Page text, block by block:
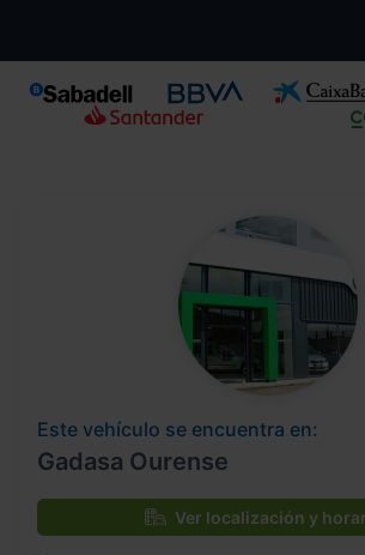
Este vehículo se encuentra en:
Gadasa Ourense
Ver localización y